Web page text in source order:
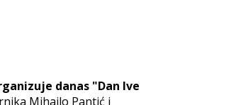
danas "Dan Ive
Mihajlo Pantić i